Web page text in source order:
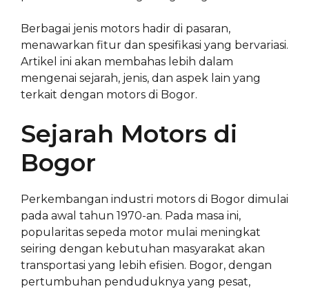
Berbagai jenis motors hadir di pasaran,
menawarkan fitur dan spesifikasi yang bervariasi.
Artikel ini akan membahas lebih dalam
mengenai sejarah, jenis, dan aspek lain yang
terkait dengan motors di Bogor.
Sejarah Motors di
Bogor
Perkembangan industri motors di Bogor dimulai
pada awal tahun 1970-an. Pada masa ini,
popularitas sepeda motor mulai meningkat
seiring dengan kebutuhan masyarakat akan
transportasi yang lebih efisien. Bogor, dengan
pertumbuhan penduduknya yang pesat,